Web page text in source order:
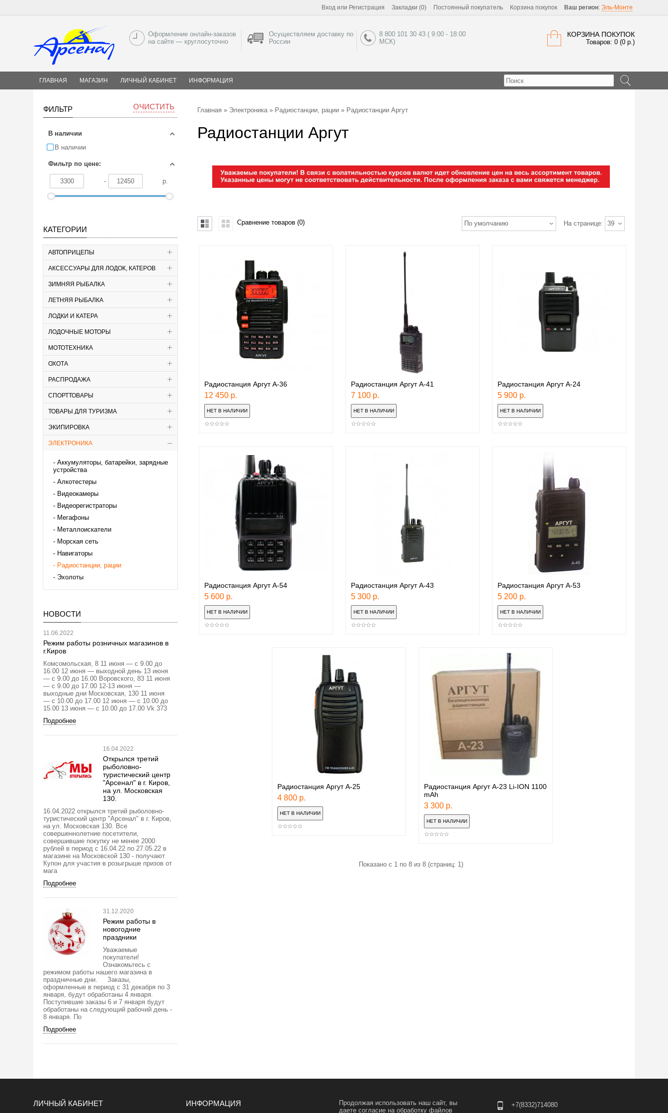
Вход или Регистрация Закладки (0) Постоянный покупатель Корзина покупок Ваш регион: Эль-Монте
КОРЗИНА ПОКУПОК
Товаров: 0 (0 р.)
Оформление онлайн-заказов
на сайте — круглосуточно
Осуществляем доставку по
России
8 800 101 30 43 ( 9:00 - 18:00
МСК)
ГЛАВНАЯ МАГАЗИН ЛИЧНЫЙ КАБИНЕТ ИНФОРМАЦИЯ
ФИЛЬТР ОЧИСТИТЬ
В наличии
В наличии
Фильтр по цене:
- р.
КАТЕГОРИИ
АВТОПРИЦЕПЫ
АКСЕССУАРЫ ДЛЯ ЛОДОК, КАТЕРОВ
ЗИМНЯЯ РЫБАЛКА
ЛЕТНЯЯ РЫБАЛКА
ЛОДКИ И КАТЕРА
ЛОДОЧНЫЕ МОТОРЫ
МОТОТЕХНИКА
ОХОТА
РАСПРОДАЖА
СПОРТТОВАРЫ
ТОВАРЫ ДЛЯ ТУРИЗМА
ЭКИПИРОВКА
ЭЛЕКТРОНИКА
Аккумуляторы, батарейки, зарядные
устройства
Алкотестеры
Видеокамеры
Видеорегистраторы
Мегафоны
Металлоискатели
Морская сеть
Навигаторы
Радиостанции, рации
Эхолоты
НОВОСТИ
11.06.2022
Режим работы розничных магазинов в
г.Киров
Комсомольская, 8 11 июня — с 9.00 до
16.00 12 июня — выходной день 13 июня
— с 9.00 до 16.00 Воровского, 83 11 июня
— с 9.00 до 17.00 12-13 июня —
выходные дни Московская, 130 11 июня
— с 10.00 до 17.00 12 июня — с 10.00 до
15.00 13 июня — с 10.00 до 17.00 Vk 373
Подробнее
16.04.2022
Открылся третий
рыболовно-
туристический центр
"Арсенал" в г. Киров,
на ул. Московская
130.
16.04.2022 открылся третий рыболовно-
туристический центр "Арсенал" в г. Киров,
на ул. Московская 130. Все
совершеннолетние посетители,
совершившие покупку не менее 2000
рублей в период с 16.04.22 по 27.05.22 в
магазине на Московской 130 - получают
Купон для участия в розыгрыше призов от
мага
Подробнее
31.12.2020
Режим работы в
новогодние
праздники
Уважаемые
покупатели!
Ознакомьтесь с
режимом работы нашего магазина в
праздничные дни. Заказы,
оформленные в период с 31 декабря по 3
января, будут обработаны 4 января.
Поступившие заказы 6 и 7 января будут
обработаны на следующий рабочий день -
8 января. По
Подробнее
Главная » Электроника» Радиостанции, рации » Радиостанции Аргут
Радиостанции Аргут
На странице: 39
По умолчанию
Сравнение товаров (0)
Радиостанция Аргут А-36
12 450 р.
Радиостанция Аргут А-41
7 100 р.
Радиостанция Аргут А-24
5 900 р.
Радиостанция Аргут А-54
5 600 р.
Радиостанция Аргут А-43
5 300 р.
Радиостанция Аргут А-53
5 200 р.
Радиостанция Аргут А-25
4 800 р.
Радиостанция Аргут А-23 Li-ION 1100
mAh
3 300 р.
Показано с 1 по 8 из 8 (страниц: 1)
ЛИЧНЫЙ КАБИНЕТ ИНФОРМАЦИЯ
Продолжая использовать наш сайт, вы
даете согласие на обработку файлов
+7(8332)714080